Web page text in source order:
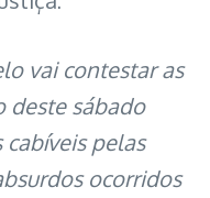
vai contestar as
deste sábado
pelas
ocorridos